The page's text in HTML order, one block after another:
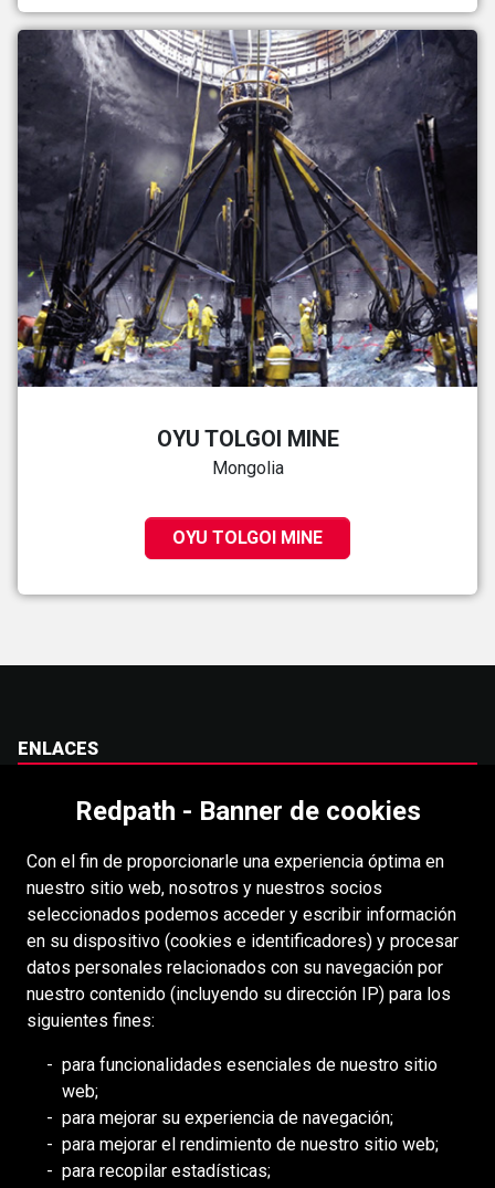
Redpath - Banner de cookies
Con el fin de proporcionarle una experiencia óptima en
nuestro sitio web, nosotros y nuestros socios
seleccionados podemos acceder y escribir información
en su dispositivo (cookies e identificadores) y procesar
datos personales relacionados con su navegación por
nuestro contenido (incluyendo su dirección IP) para los
siguientes fines:
para funcionalidades esenciales de nuestro sitio
web;
para mejorar su experiencia de navegación;
para mejorar el rendimiento de nuestro sitio web;
para recopilar estadísticas;
OYU TOLGOI MINE
Mongolia
OYU TOLGOI MINE
ENLACES
Derechos de autor
Acceso
Portal para proveedores
Política de cookies
DEILMANN
Consejo de Mongolia (BCM)
Consejo de DDHH Minero (MiHR)